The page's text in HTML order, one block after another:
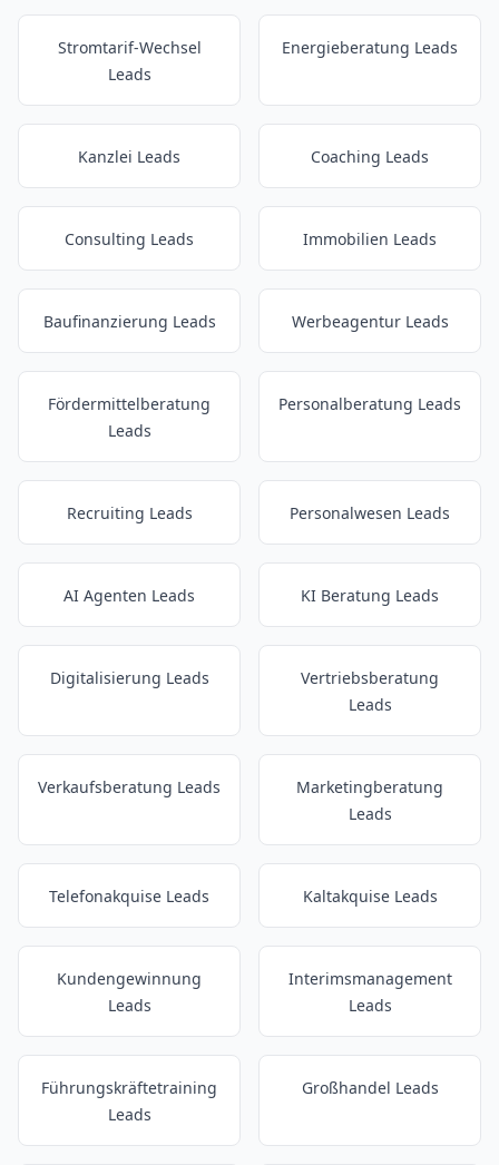
Stromtarif-Wechsel
Leads
Energieberatung Leads
Kanzlei Leads Coaching Leads
Consulting Leads Immobilien Leads
Baufinanzierung Leads Werbeagentur Leads
Fördermittelberatung
Leads
Personalberatung Leads
Recruiting Leads Personalwesen Leads
AI Agenten Leads KI Beratung Leads
Digitalisierung Leads
Vertriebsberatung
Leads
Verkaufsberatung Leads
Marketingberatung
Leads
Telefonakquise Leads Kaltakquise Leads
Kundengewinnung
Leads
Interimsmanagement
Leads
Führungskräftetraining
Leads
Großhandel Leads